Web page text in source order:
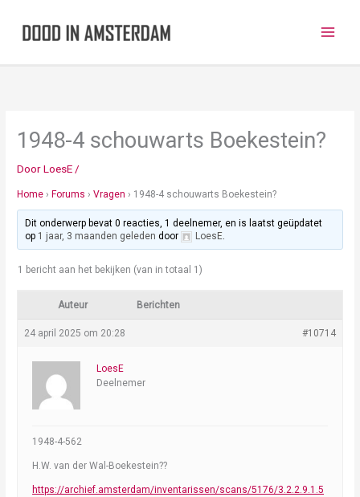
1948-4 schouwarts Boekestein?
DoorLoesE /
Home › Forums › Vragen › 1948-4 schouwarts Boekestein?
Dit onderwerp bevat 0 reacties, 1 deelnemer, en is laatst geüpdatet
op 1 jaar, 3 maanden geleden door LoesE.
1 bericht aan het bekijken (van in totaal 1)
Auteur Berichten
24 april 2025 om 20:28 #10714
LoesE
Deelnemer
1948-4-562
H.W. van der Wal-Boekestein??
https://archief.amsterdam/inventarissen/scans/5176/3.2.2.9.1.5